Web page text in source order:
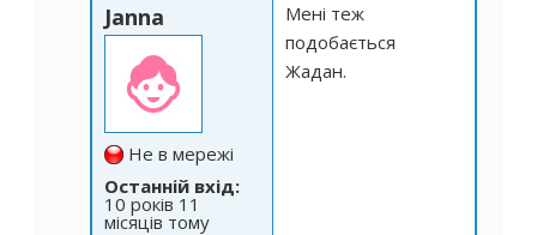
Janna
Не в мережі
Останній вхід:
10 років 11
місяців тому
Мені теж
подобається
Жадан.